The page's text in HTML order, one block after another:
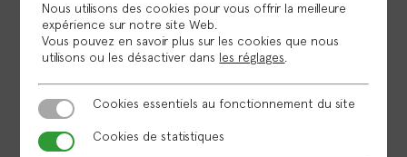
fonctionnement et des services spécifiques
d’Omnicité
. Les coopératives d’activité et d’emploi (CAE)
comme nous ne seront plus un mystère pour vous.
Notre but ?
Se rencontrer et vous permettre de
Nous utilisons des cookies pour vous offrir la meilleure
expérience sur notre site Web.
Vous pouvez en savoir plus sur les cookies que nous
utilisons ou les désactiver dans les réglages
Cookies essentiels au fonctionnement du site
Cookies essentiels au fonctionnement du site
Cookies de statistiques
Cookies de statistiques